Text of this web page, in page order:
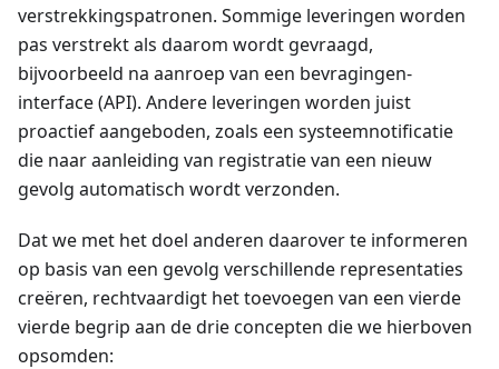
verstrekkingspatronen. Sommige leveringen worden
pas verstrekt als daarom wordt gevraagd,
bijvoorbeeld na aanroep van een bevragingen-
interface (API). Andere leveringen worden juist
proactief aangeboden, zoals een systeemnotificatie
die naar aanleiding van registratie van een nieuw
gevolg automatisch wordt verzonden.
Dat we met het doel anderen daarover te informeren
op basis van een gevolg verschillende representaties
creëren, rechtvaardigt het toevoegen van een vierde
vierde begrip aan de drie concepten die we hierboven
opsomden: